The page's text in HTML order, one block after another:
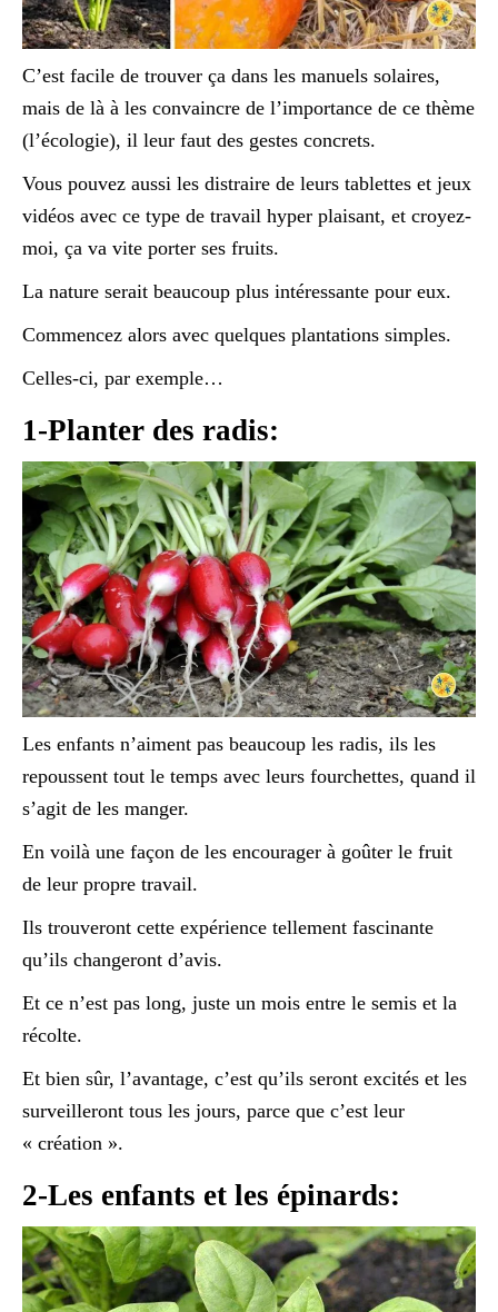
C’est facile de trouver ça dans les manuels solaires,
mais de là à les convaincre de l’importance de ce thème
(l’écologie), il leur faut des gestes concrets.
Vous pouvez aussi les distraire de leurs tablettes et jeux
vidéos avec ce type de travail hyper plaisant, et croyez-
moi, ça va vite porter ses fruits.
La nature serait beaucoup plus intéressante pour eux.
Commencez alors avec quelques plantations simples.
Celles-ci, par exemple…
1-Planter des radis:
Les enfants n’aiment pas beaucoup les radis, ils les
repoussent tout le temps avec leurs fourchettes, quand il
s’agit de les manger.
En voilà une façon de les encourager à goûter le fruit
de leur propre travail.
Ils trouveront cette expérience tellement fascinante
qu’ils changeront d’avis.
Et ce n’est pas long, juste un mois entre le semis et la
récolte.
Et bien sûr, l’avantage, c’est qu’ils seront excités et les
surveilleront tous les jours, parce que c’est leur
« création ».
2-Les enfants et les épinards: